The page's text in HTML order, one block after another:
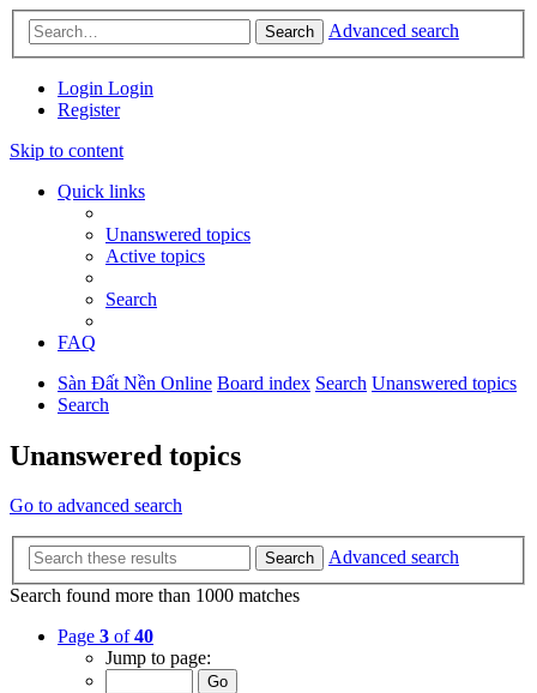
Search Advanced search
Login Login
Register
Skip to content
Quick links
Unanswered topics
Active topics
Search
FAQ
Sàn Đất Nền Online Board index Search Unanswered topics
Search
Unanswered topics
Go to advanced search
Search
Advanced search
Search found more than 1000 matches
Page 3 of40
Jump to page: